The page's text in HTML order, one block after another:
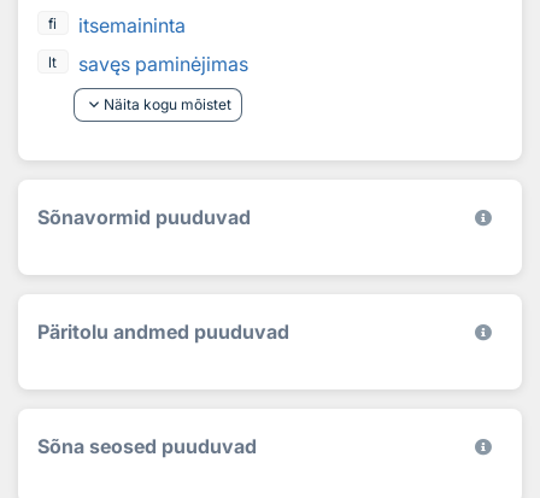
fi itsemaininta
lt
savęs paminėjimas
keyboard_arrow_down Näita kogu mõistet
Sõnavormid puuduvad
Päritolu andmed puuduvad
Sõna seosed puuduvad